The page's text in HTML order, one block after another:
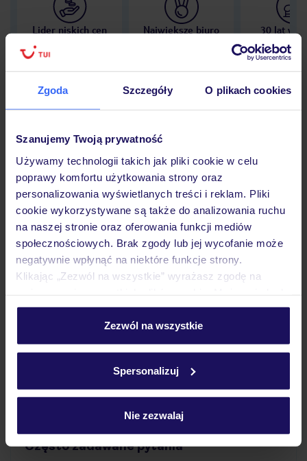
Zgoda Szczegóły O plikach cookies
Szanujemy Twoją prywatność
Używamy technologii takich jak pliki cookie w celu
poprawy komfortu użytkowania strony oraz
personalizowania wyświetlanych treści i reklam. Pliki
cookie wykorzystywane są także do analizowania ruchu
na naszej stronie oraz oferowania funkcji mediów
społecznościowych. Brak zgody lub jej wycofanie może
negatywnie wpłynąć na niektóre funkcje strony.
Klikając „Zezwól na wszystkie” wyrażasz zgodę na
personalizować swój wybór wchodząc w zakładkę
Szczegółowe informacje o plikach cookie znajdziesz
Zezwól na wszystkie
Spersonalizuj
Nie zezwalaj
Lider niskich cen
Największe biuro
30 lat w
Hotel
Opinie
Pokoje
Wyżywienie
Ważne informacje
Często zadawane pytania